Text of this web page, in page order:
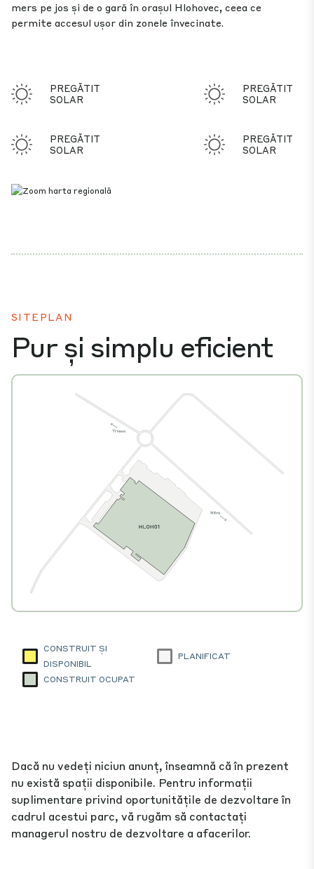
mers pe jos și de o gară în orașul Hlohovec, ceea ce
permite accesul ușor din zonele învecinate.
PREGĂTIT
SOLAR
PREGĂTIT
SOLAR
PREGĂTIT
SOLAR
PREGĂTIT
SOLAR
SITEPLAN
Pur și simplu eficient
CONSTRUIT ȘI
DISPONIBIL
PLANIFICAT
CONSTRUIT OCUPAT
Dacă nu vedeți niciun anunț, înseamnă că în prezent
nu există spații disponibile. Pentru informații
suplimentare privind oportunitățile de dezvoltare în
cadrul acestui parc, vă rugăm să contactați
managerul nostru de dezvoltare a afacerilor.